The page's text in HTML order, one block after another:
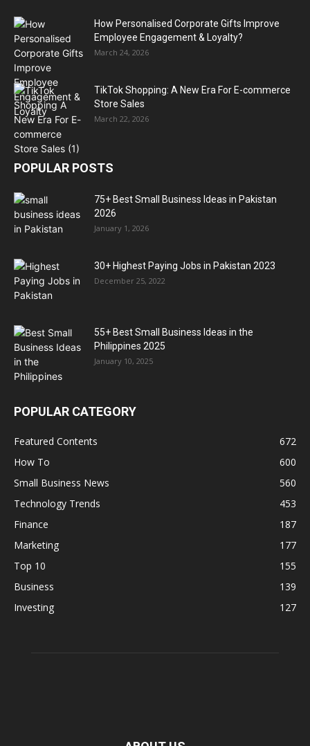
How Personalised Corporate Gifts Improve
Employee Engagement & Loyalty?
March 24, 2026
TikTok Shopping: A New Era For E-commerce
Store Sales
March 22, 2026
POPULAR POSTS
75+ Best Small Business Ideas in Pakistan
2026
January 1, 2026
30+ Highest Paying Jobs in Pakistan 2023
December 25, 2022
55+ Best Small Business Ideas in the
Philippines 2025
January 10, 2025
POPULAR CATEGORY
Featured Contents
672
How To
600
Small Business News
560
Technology Trends
453
Finance
187
Marketing
177
Top 10
155
Business
139
Investing
127